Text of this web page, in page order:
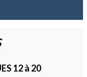
12 à 20